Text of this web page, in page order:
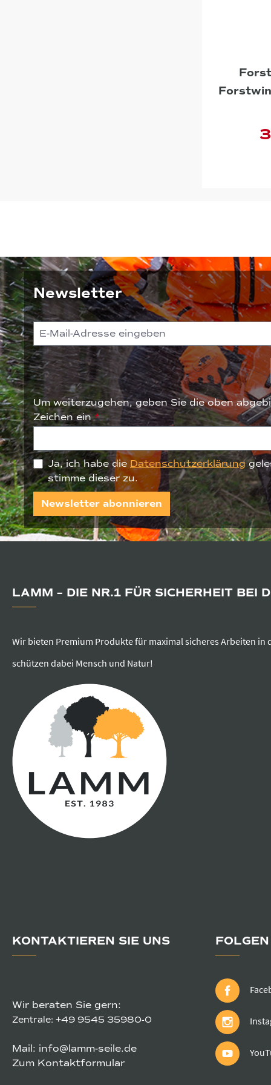
Newsletter
Um weiterzugehen, geben Sie die oben
Zeichen ein*
Ja, ich habe dieDatenschutzerklärung
stimme dieser zu.
Newsletter abonnieren
LAMM – DIE NR.1 FÜR SICHERHEIT BEI
Wir bieten Premium Produkte für maximal sicheres Arbeiten in
schützen dabei Mensch und Natur!
KONTAKTIEREN SIE UNS
Wir beraten Sie gern:
Zentrale: +49 9545 35980-0
Mail: info@lamm-seile.de
Zum Kontaktformular